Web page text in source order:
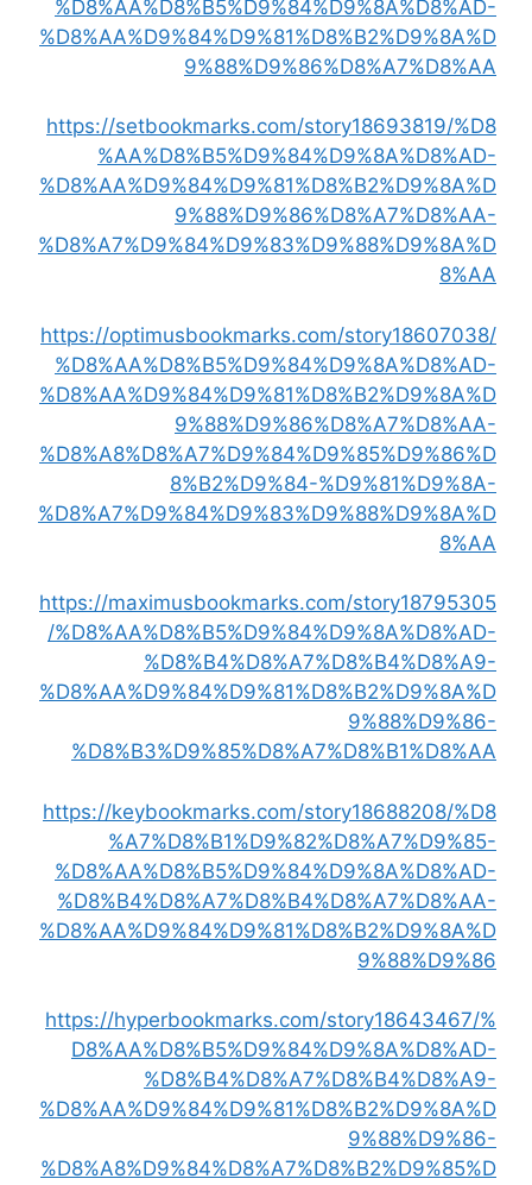
%D8%AA%D8%B5%D9%84%D9%8A%D8%AD-
%D8%AA%D9%84%D9%81%D8%B2%D9%8A%D
9%88%D9%86%D8%A7%D8%AA
https://setbookmarks.com/story18693819/%D8
%AA%D8%B5%D9%84%D9%8A%D8%AD-
%D8%AA%D9%84%D9%81%D8%B2%D9%8A%D
9%88%D9%86%D8%A7%D8%AA-
%D8%A7%D9%84%D9%83%D9%88%D9%8A%D
8%AA
https://optimusbookmarks.com/story18607038/
%D8%AA%D8%B5%D9%84%D9%8A%D8%AD-
%D8%AA%D9%84%D9%81%D8%B2%D9%8A%D
9%88%D9%86%D8%A7%D8%AA-
%D8%A8%D8%A7%D9%84%D9%85%D9%86%D
8%B2%D9%84-%D9%81%D9%8A-
%D8%A7%D9%84%D9%83%D9%88%D9%8A%D
8%AA
https://maximusbookmarks.com/story18795305
/%D8%AA%D8%B5%D9%84%D9%8A%D8%AD-
%D8%B4%D8%A7%D8%B4%D8%A9-
%D8%AA%D9%84%D9%81%D8%B2%D9%8A%D
9%88%D9%86-
%D8%B3%D9%85%D8%A7%D8%B1%D8%AA
https://keybookmarks.com/story18688208/%D8
%A7%D8%B1%D9%82%D8%A7%D9%85-
%D8%AA%D8%B5%D9%84%D9%8A%D8%AD-
%D8%B4%D8%A7%D8%B4%D8%A7%D8%AA-
%D8%AA%D9%84%D9%81%D8%B2%D9%8A%D
9%88%D9%86
https://hyperbookmarks.com/story18643467/%
D8%AA%D8%B5%D9%84%D9%8A%D8%AD-
%D8%B4%D8%A7%D8%B4%D8%A9-
%D8%AA%D9%84%D9%81%D8%B2%D9%8A%D
9%88%D9%86-
%D8%A8%D9%84%D8%A7%D8%B2%D9%85%D